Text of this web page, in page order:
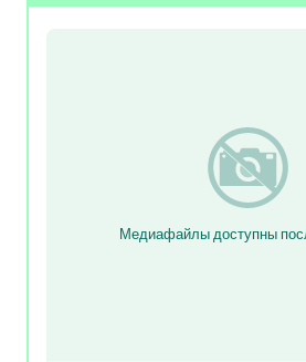
Медиафайлы доступны